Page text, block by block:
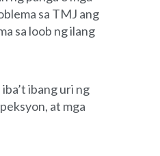
sa TMJ ang
sa loob ng ilang
ibang uri ng
at mga